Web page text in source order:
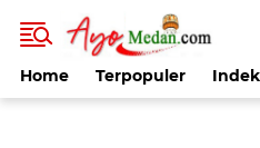
Home Terpopuler